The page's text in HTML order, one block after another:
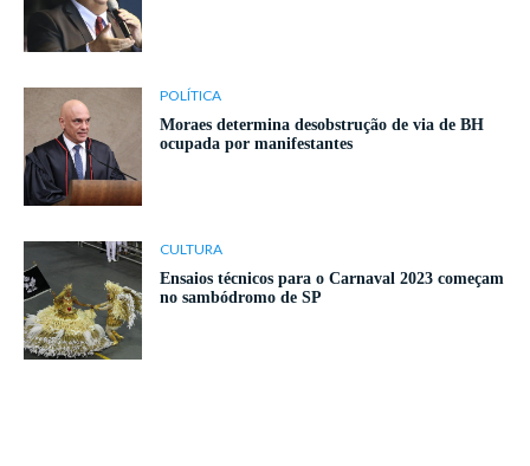
POLÍTICA
Moraes determina desobstrução de via de BH
ocupada por manifestantes
CULTURA
Ensaios técnicos para o Carnaval 2023 começam
no sambódromo de SP